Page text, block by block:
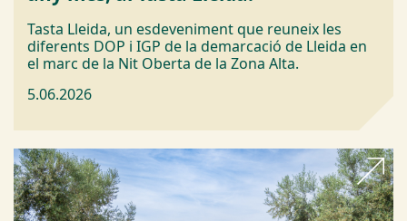
Tasta Lleida, un esdeveniment que reuneix les
diferents DOP i IGP de la demarcació de Lleida en
el marc de la Nit Oberta de la Zona Alta.
5.06.2026